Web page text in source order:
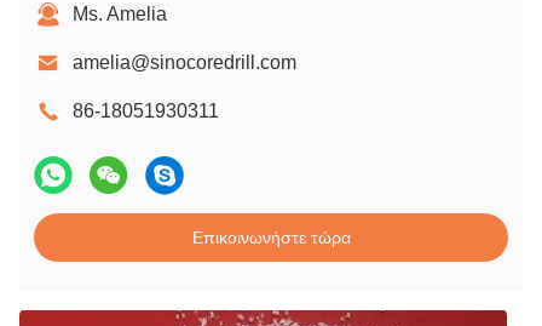
Ms. Amelia
amelia@sinocoredrill.com
86-18051930311
Επικοινωνήστε τώρα